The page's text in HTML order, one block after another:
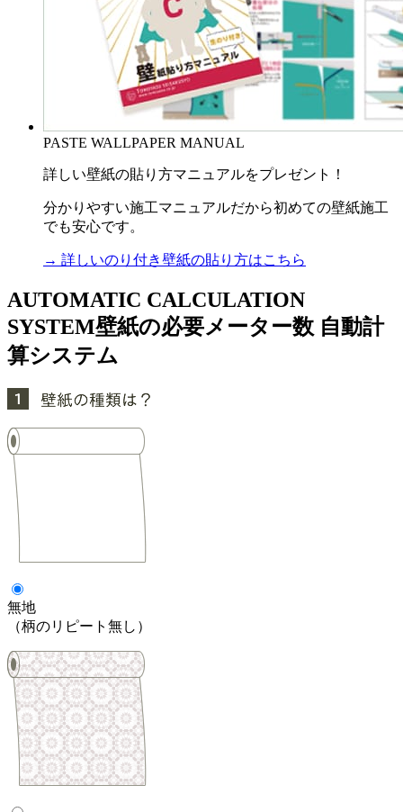
PASTE WALLPAPER MANUAL
詳しい壁紙の貼り方マニュアルをプレゼント！
分かりやすい施工マニュアルだから初めての壁紙施工
でも安心です。
→ 詳しいのり付き壁紙の貼り方はこちら
AUTOMATIC CALCULATION
SYSTEM壁紙の必要メーター数 自動計
算システム
無地
（柄のリピート無し）